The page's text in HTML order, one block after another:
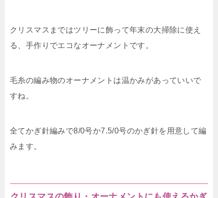
クリスマスまではツリーに飾って年末の大掃除に使え
る、手作りでエコなオーナメントです。
毛糸の編み物のオーナメントは温かみがあっていいで
すね。
全てかぎ針編みで8/0号か7.5/0号のかぎ針を用意して編
みます。